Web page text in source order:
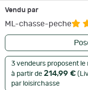
Vendu par
ML-chasse-peche
3 vendeurs proposent le
à partir de 214,99 €
par loisirchasse